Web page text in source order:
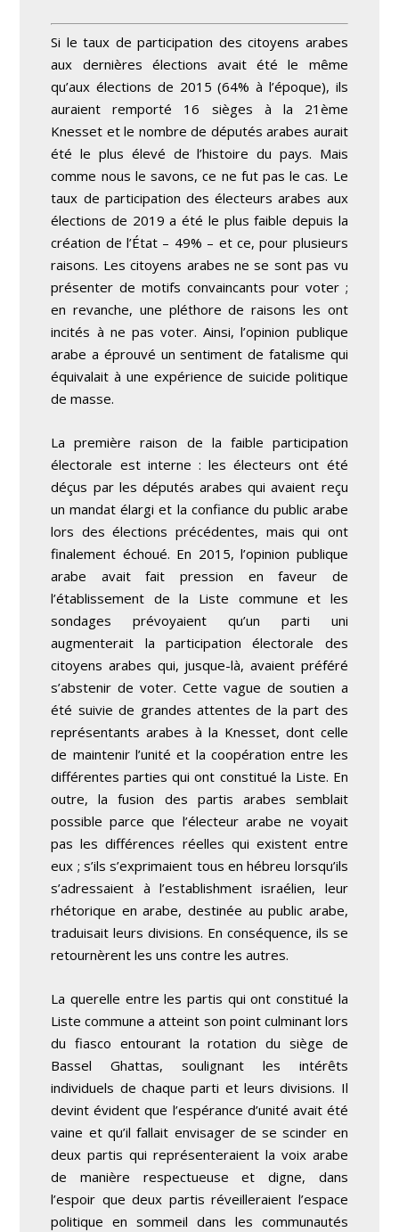
Si le taux de participation des citoyens arabes
aux dernières élections avait été le même
qu’aux élections de 2015 (64% à l’époque), ils
auraient remporté 16 sièges à la 21 ème
Knesset et le nombre de députés arabes aurait
été le plus élevé de l’histoire du pays. Mais
comme nous le savons, ce ne fut pas le cas. Le
taux de participation des électeurs arabes aux
élections de 2019 a été le plus faible depuis la
création de l’État – 49% – et ce, pour plusieurs
raisons. Les citoyens arabes ne se sont pas vu
présenter de motifs convaincants pour voter ;
en revanche, une pléthore de raisons les ont
incités à ne pas voter. Ainsi, l’opinion publique
arabe a éprouvé un sentiment de fatalisme qui
équivalait à une expérience de suicide politique
de masse.
La première raison de la faible participation
électorale est interne : les électeurs ont été
déçus par les députés arabes qui avaient reçu
un mandat élargi et la confiance du public arabe
lors des élections précédentes, mais qui ont
finalement échoué. En 2015, l’opinion publique
arabe avait fait pression en faveur de
l’établissement de la Liste commune et les
sondages prévoyaient qu’un parti uni
augmenterait la participation électorale des
citoyens arabes qui, jusque-là, avaient préféré
s’abstenir de voter. Cette vague de soutien a
été suivie de grandes attentes de la part des
représentants arabes à la Knesset, dont celle
de maintenir l’unité et la coopération entre les
différentes parties qui ont constitué la Liste. En
outre, la fusion des partis arabes semblait
possible parce que l’électeur arabe ne voyait
pas les différences réelles qui existent entre
eux ; s’ils s’exprimaient tous en hébreu lorsqu’ils
s’adressaient à l’establishment israélien, leur
rhétorique en arabe, destinée au public arabe,
traduisait leurs divisions. En conséquence, ils se
retournèrent les uns contre les autres.
La querelle entre les partis qui ont constitué la
Liste commune a atteint son point culminant lors
du fiasco entourant la rotation du siège de
Bassel Ghattas, soulignant les intérêts
individuels de chaque parti et leurs divisions. Il
devint évident que l’espérance d’unité avait été
vaine et qu’il fallait envisager de se scinder en
deux partis qui représenteraient la voix arabe
de manière respectueuse et digne, dans
l’espoir que deux partis réveilleraient l’espace
politique en sommeil dans les communautés